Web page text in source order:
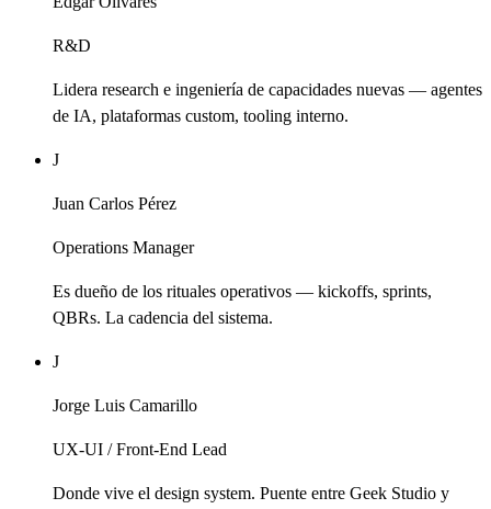
R&D
Lidera research e ingeniería de capacidades nuevas — agentes
de IA, plataformas custom, tooling interno.
J
Juan Carlos Pérez
Operations Manager
Es dueño de los rituales operativos — kickoffs, sprints,
QBRs. La cadencia del sistema.
J
Jorge Luis Camarillo
UX-UI / Front-End Lead
Donde vive el design system. Puente entre Geek Studio y